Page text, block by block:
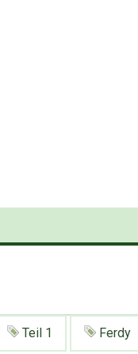
Teil 1 Ferdy